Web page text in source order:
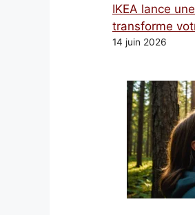
IKEA lance
transforme
14 juin 2026